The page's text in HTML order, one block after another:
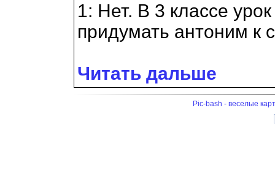
1: Нет. В 3 классе
придумать антоним
Читать дальше
Pic-bash - веселые